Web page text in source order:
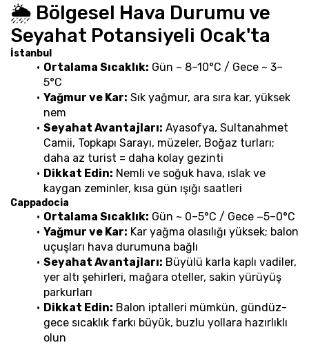
🌦️ Bölgesel Hava Durumu ve
Seyahat Potansiyeli Ocak'ta
İstanbul
Ortalama Sıcaklık: Gün ~ 8–10°C / Gece ~ 3–
5°C
Yağmur ve Kar: Sık yağmur, ara sıra kar, yüksek
nem
Seyahat Avantajları: Ayasofya, Sultanahmet
Camii, Topkapı Sarayı, müzeler, Boğaz turları;
daha az turist = daha kolay gezinti
Dikkat Edin: Nemli ve soğuk hava, ıslak ve
kaygan zeminler, kısa gün ışığı saatleri
Cappadocia
Ortalama Sıcaklık: Gün ~ 0–5°C / Gece −5–0°C
Yağmur ve Kar: Kar yağma olasılığı yüksek; balon
uçuşları hava durumuna bağlı
Seyahat Avantajları: Büyülü karla kaplı vadiler,
yer altı şehirleri, mağara oteller, sakin yürüyüş
parkurları
Dikkat Edin: Balon iptalleri mümkün, gündüz-
gece sıcaklık farkı büyük, buzlu yollara hazırlıklı
olun